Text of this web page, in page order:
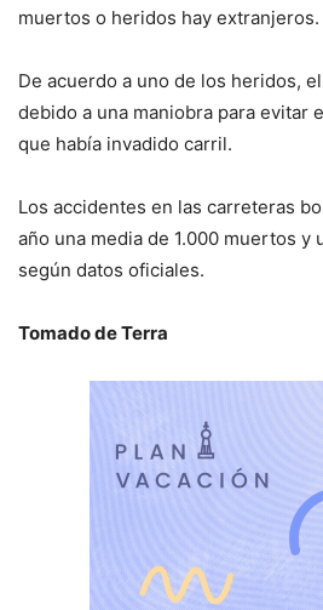
muertos o heridos hay extranjeros.
De acuerdo a uno de los heridos,
debido a una maniobra para evitar
que había invadido carril.
Los accidentes en las carreteras
año una media de 1.000 muertos y
según datos oficiales.
Tomado de Terra